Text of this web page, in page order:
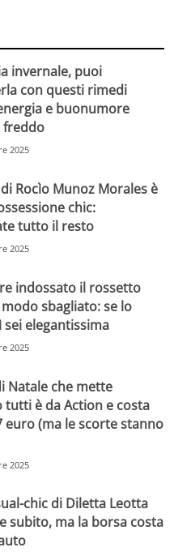
invernale, puoi
con questi rimedi
e buonumore
freddo
2025
Rocìo Munoz Morales è
chic:
tutto il resto
2025
indossato il rossetto
sbagliato: se lo
elegantissima
2025
Natale che mette
tutti è da Action e costa
euro (ma le scorte stanno
2025
chic di Diletta Leotta
subito, ma la borsa costa